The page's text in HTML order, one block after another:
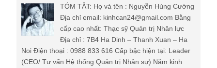
TÓM TẮT: Họ và tên : Nguyễn Hùng Cường
Địa chỉ email: kinhcan24@gmail.com Bằng
cấp cao nhất: Thạc sỹ Quản trị Nhân lực
Địa chỉ : 7B4 Ha Dinh – Thanh Xuan – Ha
Noi Điện thoại : 0988 833 616 Cấp bậc hiện tại: Leader
(CEO/ Tư vấn Hệ thống Quản trị Nhân sự) Năm kinh